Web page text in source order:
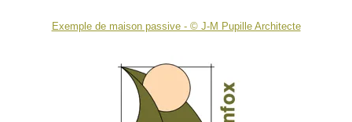
Infos pratiquesExemple de maison passive - © J-M Pupille Architecte